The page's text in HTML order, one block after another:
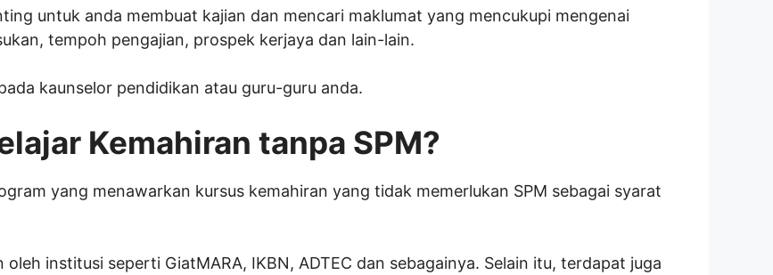
untuk anda membuat kajian dan mencari maklumat yang mencukupi mengenai
tempoh pengajian, prospek kerjaya dan lain-lain.
kaunselor pendidikan atau guru-guru anda.
Kemahiran tanpa SPM?
yang menawarkan kursus kemahiran yang tidak memerlukan SPM sebagai syarat
institusi seperti GiatMARA, IKBN, ADTEC dan sebagainya. Selain itu, terdapat juga